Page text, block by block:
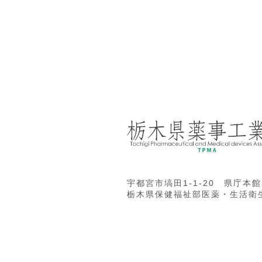
宇都宮市塙田1-1-20 県庁本
栃木県保健福祉部医薬・生活衛